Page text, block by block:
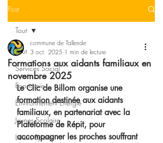
Post
Tout
Services Social
Economie
Environnement Energie
Jeunes Scolaire
Loisirs Sports
Tout
Formations aux aidants familiaux en
novembre 2025
commune de Tallende
3 oct. 2025 1 min de lecture
Le Clic de Billom organise une
formation destinée aux aidants
familiaux, en partenariat avec la
Plateforme de Répit, pour
accompagner les proches souffrant